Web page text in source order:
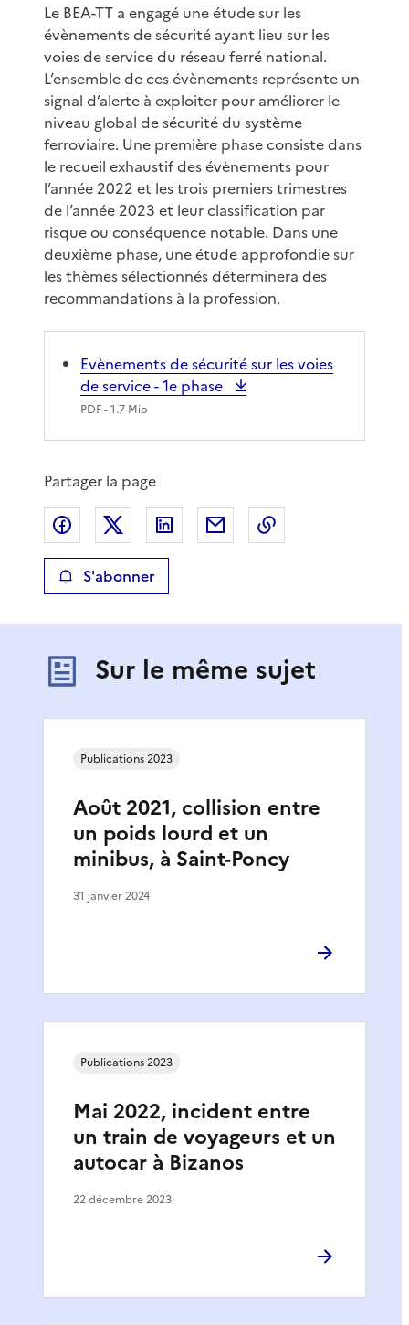
Le BEA-TT a engagé une étude sur les
évènements de sécurité ayant lieu sur les
voies de service du réseau ferré national.
L’ensemble de ces évènements représente un
signal d’alerte à exploiter pour améliorer le
niveau global de sécurité du système
ferroviaire. Une première phase consiste dans
le recueil exhaustif des évènements pour
l’année 2022 et les trois premiers trimestres
de l’année 2023 et leur classification par
risque ou conséquence notable. Dans une
deuxième phase, une étude approfondie sur
les thèmes sélectionnés déterminera des
recommandations à la profession.
Evènements de sécurité sur les voies
de service - 1e phase
PDF- 1.7 Mio
Partager la page
Partager sur Facebook
Partager sur XPartager sur LinkedIn
Partager par email
S'abonner
Sur le même sujet
Août 2021, collision entre
un poids lourd et un
minibus, à Saint-Poncy
Publications 2023
31 janvier 2024
Mai 2022, incident entre
un train de voyageurs et un
autocar à Bizanos
Publications 2023
22 décembre 2023